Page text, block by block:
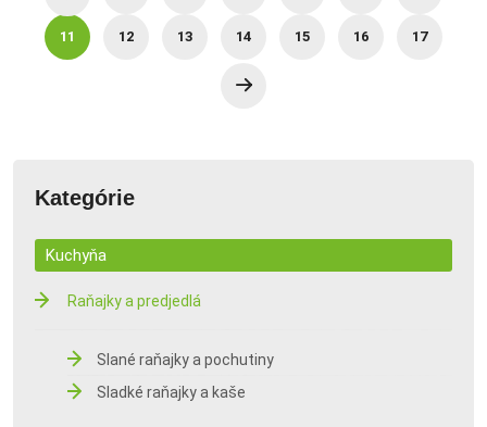
11 12 13 14 15 16 17
Kategórie
Kuchyňa
Raňajky a predjedlá
Slané raňajky a pochutiny
Sladké raňajky a kaše